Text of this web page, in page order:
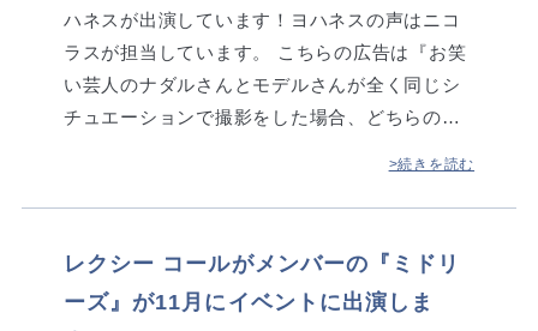
ハネスが出演しています！ヨハネスの声はニコ
ラスが担当しています。 こちらの広告は『お笑
い芸人のナダルさんとモデルさんが全く同じシ
チュエーションで撮影をした場合、どちらの…
>続きを読む
レクシー コールがメンバーの『ミドリ
ーズ』が11月にイベントに出演しま